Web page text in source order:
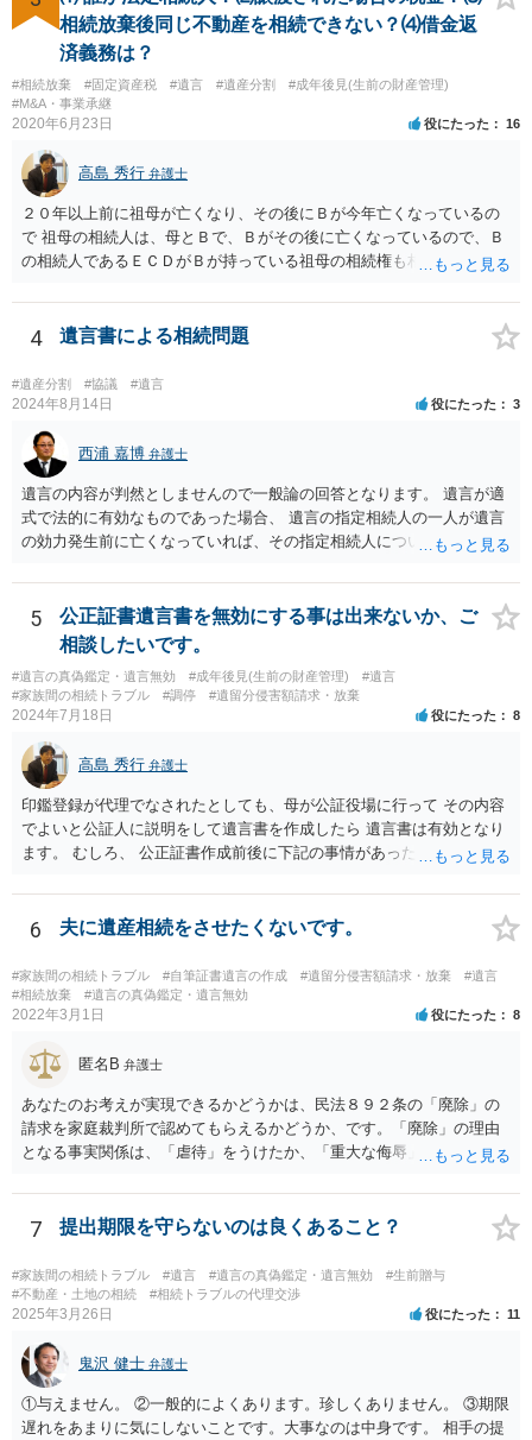
も対象になってきますが，かんぽなどだと約款上で受取人死亡の場合
の受取人が記載してあったりします。 ですので，かなり詳しい内容を
お聞きしないと，一番ベストな準備は何か適切なアドバイスが難しい
ので，お近くの弁護士に相談された方が良いかもしれません。
相続放棄後同じ不動産を相続できない？⑷借金返
済義務は？
#相続放棄 #固定資産税 #遺言 #遺産分割
#成年後見(生前の財産管理)
#M&A・事業承継
2020年6月23日 役にたった 16
高島 秀行 弁護士
２０年以上前に祖母が亡くなり、その後にＢが今年亡くなっているの
で 祖母の相続人は、母とＢで、Ｂがその後に亡くなっているので、Ｂ
の相続人であるＥＣＤがＢが持っている祖母の相続権も相続すること
Ｅも行う必要があります。 Ｂの配偶者であるＥは常にＢの相続人とな
ります。
4 遺言書による相続問題
#遺産分割 #協議 #遺言
2024年8月14日 役にたった 3
西浦 嘉博 弁護士
遺言の内容が判然としませんので一般論の回答となります。 遺言が適
式で法的に有効なものであった場合、 遺言の指定相続人の一人が遺言
の効力発生前に亡くなっていれば、その指定相続人について遺言が記
遺言に基づいて、生存されている指定相続人は遺言通りに遺言者の財
産を相続することができます。 次に、既に亡くなっている指定相続人
宛に遺贈が記載されていた相続財産については、遺言者の意思が確認
できないので、一般的な相続財産として、法に基づいて法定相続分を
有する相続権者により遺産分割が行われることになります。 この際、
法定相続人となるのは、健在な指定相続人の二人、亡くなった指定相
5
公正証書遺言書を無効にする事は出来ないか、ご
相談したいです。
#遺言の真偽鑑定・遺言無効 #成年後見(生前の財産管理)
#遺言
#家族間の相続トラブル
#調停 #遺留分侵害額請求・放棄
2024年7月18日 役にたった 8
高島 秀行 弁護士
印鑑登録が代理でなされたとしても、母が公証役場に行って その内容
でよいと公証人に説明をして遺言書を作成したら 遺言書は有効となり
ます。 むしろ、 公正証書作成前後に下記の事情があったことが証明で
月に携帯が新しくなった母からの第一声は「ここにいたら殺される」
「面会に来てくれ」で、長男に聞くと「面会は出来ない。俺は携帯電
話の使い方を教える為に会っている」「母の話は聞かなくて良い」と
電話が切れました。その後の電話でも「食事に毒が入っている」「体
にチップが埋められている」等、おかしかったです。 当時の診療記
録、介護認定の資料、介護記録を取得して 弁護士に面談で相談された
6 夫に遺産相続をさせたくないです。
#家族間の相続トラブル #自筆証書遺言の作成 #遺留分侵害額請求・放棄
#遺言
#相続放棄
#遺言の真偽鑑定・遺言無効
2022年3月1日 役にたった 8
匿名B 弁護士
あなたのお考えが実現できるかどうかは、民法８９２条の「廃除」の
請求を家庭裁判所で認めてもらえるかどうか、です。「廃除」の理由
となる事実関係は、「虐待」をうけたか、「重大な侮辱」を受けた
「廃除」は遺言でも可能です（民法８９３条）。 弁護士に具体的な事
情を話して相談して、「廃除」が可能か、実際に法律相談を受けるこ
7 提出期限を守らないのは良くあること？
#家族間の相続トラブル #遺言 #遺言の真偽鑑定・遺言無効
#生前贈与
#不動産・土地の相続
#相続トラブルの代理交渉
2025年3月26日 役にたった 11
鬼沢 健士 弁護士
①与えません。 ②一般的によくあります。珍しくありません。 ③期限
遅れをあまりに気にしないことです。大事なのは中身です。 相手の提